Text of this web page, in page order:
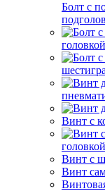
Болт с
головкой
Винт с
головкой
Винт с
Винт